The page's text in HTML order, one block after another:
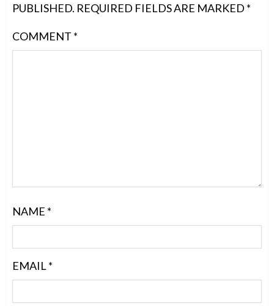
PUBLISHED. REQUIRED FIELDS ARE MARKED *
COMMENT *
NAME *
EMAIL*